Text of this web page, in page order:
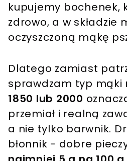
kupujemy bochenek,
zdrowo, a w składzie
oczyszczoną mąkę
Dlatego zamiast
sprawdzam typ mąki
1850 lub 2000
przemiał i realną
a nie tylko barwnik.
błonnik - dobre